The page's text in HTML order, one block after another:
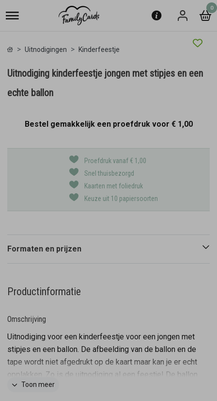
0
Uitnodigingen Kinderfeestje
Uitnodiging kinderfeestje jongen met stipjes en een
echte ballon
Bestel gemakkelijk een proefdruk voor € 1,00
Proefdruk vanaf € 1,00
Snel thuisbezorgd
Kaarten met foliedruk
Keuze uit 10 papiersoorten
Formaten en prijzen
Productinformatie
Omschrijving
Uitnodiging voor een kinderfeestje voor een jongen met
stipjes en een ballon. De afbeelding van de ballon en de
tape wordt niet afgedrukt op de kaart maar kan je er echt
opplakken. Zo is de uitnodiging al een feestje! De ballon
wordt niet bij de kaart meegeleverd.
Toon meer